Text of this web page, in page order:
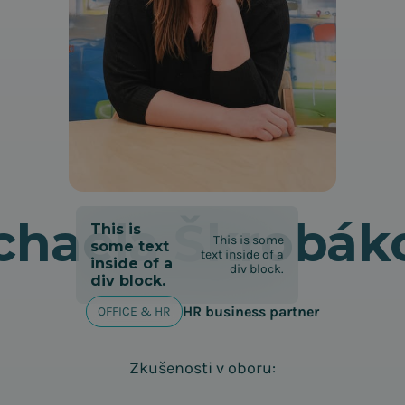
This is
some text
inside of a
div block.
This is some
text inside of a
div block.
OFFICE & HR HR business partner
Zkušenosti v oboru: